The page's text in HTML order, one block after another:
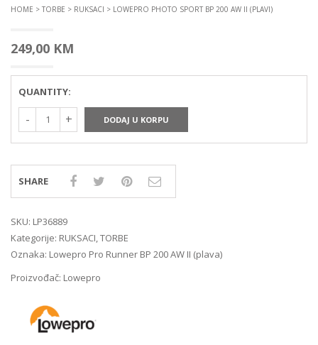
HOME > TORBE > RUKSACI > LOWEPRO PHOTO SPORT BP 200 AW II (PLAVI)
249,00 KM
QUANTITY:
DODAJ U KORPU
SHARE
SKU: LP36889
Kategorije: RUKSACI TORBE
Oznaka: Lowepro Pro Runner BP 200 AW II (plava)
Proizvođač: Lowepro